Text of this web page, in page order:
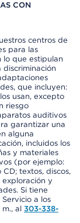
CON
centros de
para las
lo que estipulan
que incluyen:
usan, excepto
riesgo
auditivos
garantizar una
alguna
incluidos los
y materiales
(por ejemplo:
textos, discos,
exploración y
Si tiene
a los
al 303-338-